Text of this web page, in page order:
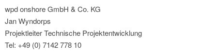
wpd onshore GmbH & Co. KG
Jan Wyndorps
Projektleiter Technische Projektentwicklung
Tel: +49 (0) 7142 778 10